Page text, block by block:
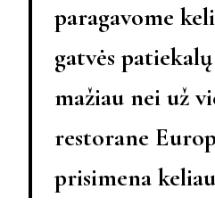
paragavome
gatvės
mažiau nei už
restorane
prisimena